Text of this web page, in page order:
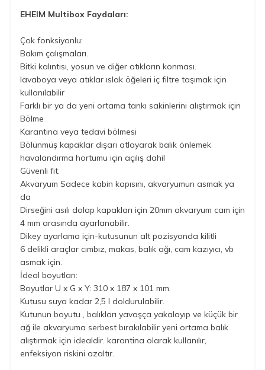
EHEIM Multibox Faydaları:
Çok fonksiyonlu:
Bakım çalışmaları.
Bitki kalıntısı, yosun ve diğer atıkların konması.
lavaboya veya atıklar ıslak öğeleri iç filtre taşımak için
kullanılabilir
Farklı bir ya da yeni ortama tankı sakinlerini alıştırmak için
Bölme
Karantina veya tedavi bölmesi
Bölünmüş kapaklar dışarı atlayarak balık önlemek
havalandırma hortumu için açılış dahil
Güvenli fit:
Akvaryum Sadece kabin kapısını, akvaryumun asmak ya
da
Dirseğini asılı dolap kapakları için 20mm akvaryum cam için
4 mm arasında ayarlanabilir.
Dikey ayarlama için-kutusunun alt pozisyonda kilitli
6 delikli araçlar cımbız, makas, balık ağı, cam kazıyıcı, vb
asmak için.
İdeal boyutları:
Boyutlar U x G x Y: 310 x 187 x 101 mm.
Kutusu suya kadar 2,5 l doldurulabilir.
Kutunun boyutu , balıkları yavaşça yakalayıp ve küçük bir
ağ ile akvaryuma serbest bırakılabilir yeni ortama balık
alıştırmak için idealdir. karantina olarak kullanılır,
enfeksiyon riskini azaltır.